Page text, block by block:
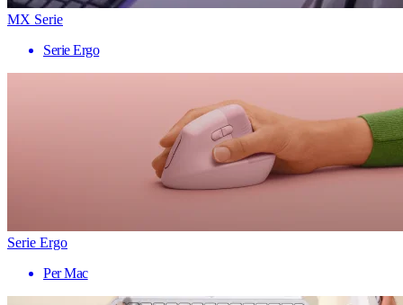
MX Serie
Serie Ergo
Serie Ergo
Per Mac